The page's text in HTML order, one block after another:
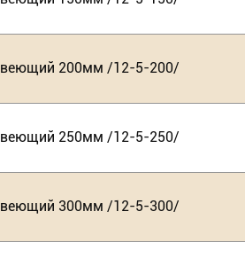
200мм /12-5-200/
250мм /12-5-250/
300мм /12-5-300/